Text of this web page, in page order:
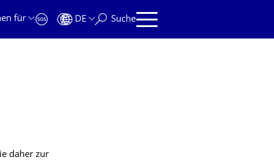
für
DE Suche
daher zur